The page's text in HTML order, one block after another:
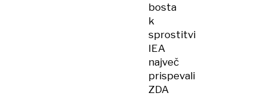
bosta
k
sprostitvi
IEA
največ
prispevali
ZDA